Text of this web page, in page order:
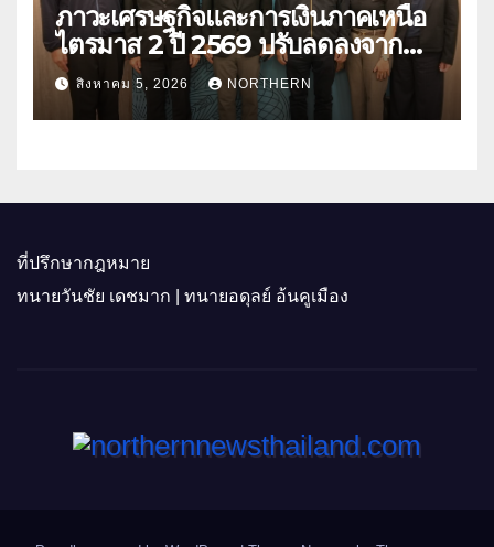
ภาวะเศรษฐกิจและการเงินภาคเหนือ
ไตรมาส 2 ปี 2569 ปรับลดลงจาก
ราคาพลังงาน ค่าครองชีพ
สิงหาคม 5, 2026 NORTHERN
ที่ปรึกษากฎหมาย
ทนายวันชัย เดชมาก | ทนายอดุลย์ อ้นคูเมือง